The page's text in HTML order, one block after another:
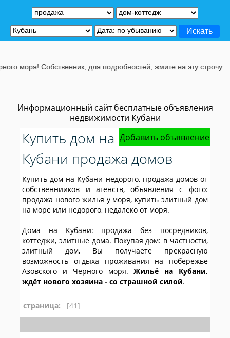
Информационный сайт бесплатные объявления
недвижимости Кубани
Добавить объявление
Купить дом на
Кубани продажа домов
Купить дом на Кубани недорого, продажа домов от
собственнииков и агенств, объявления с фото:
продажа нового жилья у моря, купить элитный дом
на море или недорого, недалеко от моря.
Дома на Кубани: продажа без посредников,
коттеджи, элитные дома. Покупая дом: в частности,
элитный дом, Вы получаете прекрасную
возможность отдыха проживания на побережье
Азовского и Черного моря.Жильё на Кубани,
ждёт нового хозяина - со страшной силой.
страница: [41]
для подробностей, жмите на эту строчу.